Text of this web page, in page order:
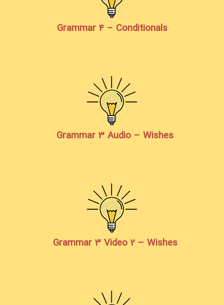
Grammar 4 – Conditionals
Grammar 3 Video 2 – Wishes